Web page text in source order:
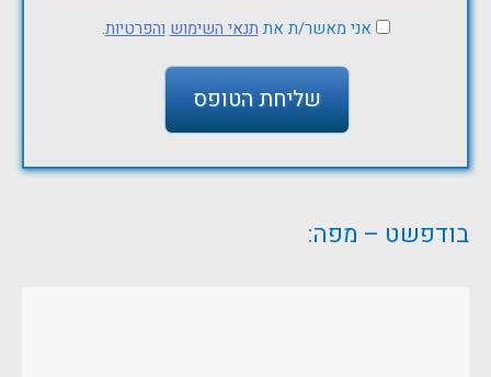
אני מאשר/ת את תנאי השימוש והפרטיות.
בודפשט – מפה: